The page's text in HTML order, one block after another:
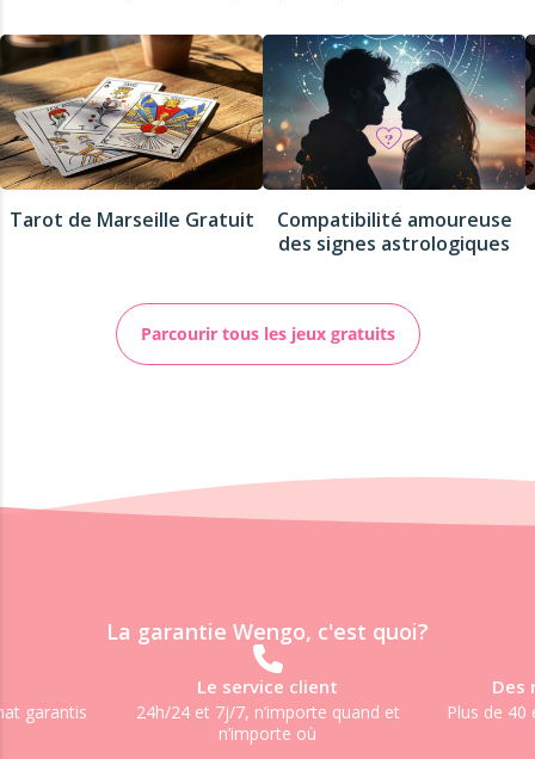
Tarot de Marseille Gratuit
Compatibilité amoureuse
des signes astrologiques
Parcourir tous les jeux gratuits
La garantie Wengo, c'est quoi?
garantis
Le service client
24h/24 et 7j/7, n’importe quand et
n’importe où
Des
Plus de